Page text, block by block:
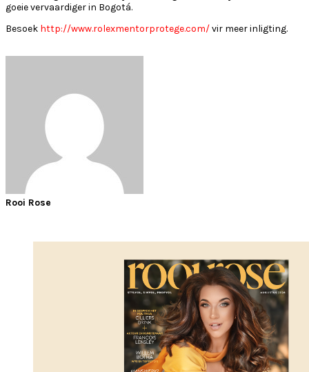
goeie vervaardiger in Bogotá.
Besoek http://www.rolexmentorprotege.com/vir meer inligting.
Rooi Rose